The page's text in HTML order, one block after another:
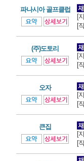
파나시아 골프클럽
[
[
(주)도토리
[
[
오자
[
[
큰집
[
[